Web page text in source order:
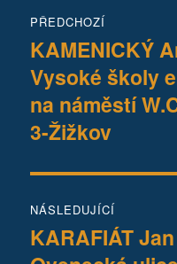
pro
příspěvek
PŘEDCHOZÍ
Předchozí
příspěvek:
KAMENICKÝ
Vysoké školy
na náměstí
3-Žižkov
NÁSLEDUJÍCÍ
Následující
KARAFIÁT